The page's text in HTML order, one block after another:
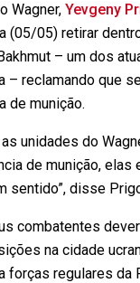
Wagner, Yevgeny
(05/05) retirar
– um dos
– reclamando que
de munição.
unidades do
de munição, elas
sentido”, disse
combatentes
na cidade
forças regulares da